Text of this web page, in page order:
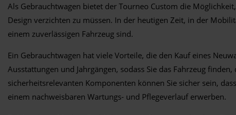
Als Gebrauchtwagen bietet der Tourneo Custom die
Design verzichten zu müssen. In der heutigen Zeit, in der
einem zuverlässigen Fahrzeug sind.
Ein Gebrauchtwagen hat viele Vorteile, die den Kauf eines
Ausstattungen und Jahrgängen, sodass Sie das Fahrzeug
sicherheitsrelevanten Komponenten können Sie sicher sein,
einem nachweisbaren Wartungs- und Pflegeverlauf erwerben.